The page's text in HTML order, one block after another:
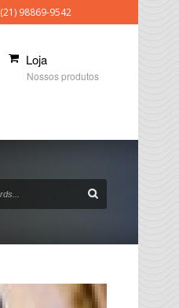
(21) 98869-9542
Loja
Nossos produtos